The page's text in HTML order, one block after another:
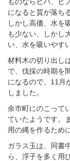
になると質が落ち
しかし高価、水を
も少ない、しかし
い、水を吸いやす
材料木の切り出し
で、伐採の時期を
になるので、11月
しました。
余市町にのこって
ていたようです。
用の縄を作るため
ガラス玉は、同書
ら、浮子を多く用